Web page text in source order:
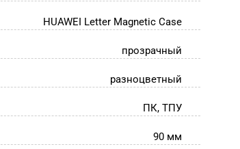
HUAWEI Letter Magnetic Case
прозрачный
разноцветный
ПК, ТПУ
90 мм